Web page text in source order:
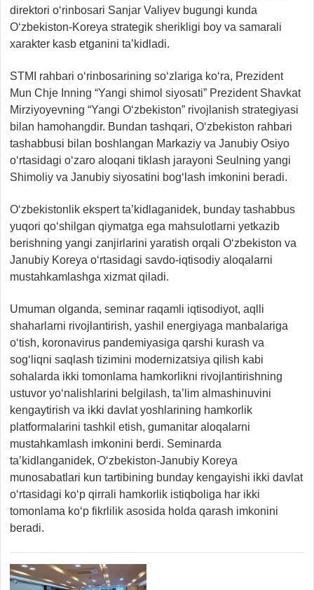
direktori o‘rinbosari Sanjar Valiyev bugungi kunda
O‘zbekiston-Koreya strategik sherikligi boy va samarali
xarakter kasb etganini ta’kidladi.
STMI rahbari o‘rinbosarining so‘zlariga ko‘ra, Prezident
Mun Chje Inning “Yangi shimol siyosati” Prezident Shavkat
Mirziyoyevning “Yangi O‘zbekiston” rivojlanish strategiyasi
bilan hamohangdir. Bundan tashqari, O‘zbekiston rahbari
tashabbusi bilan boshlangan Markaziy va Janubiy Osiyo
o‘rtasidagi o‘zaro aloqani tiklash jarayoni Seulning yangi
Shimoliy va Janubiy siyosatini bog‘lash imkonini beradi.
O‘zbekistonlik ekspert ta’kidlaganidek, bunday tashabbus
yuqori qo‘shilgan qiymatga ega mahsulotlarni yetkazib
berishning yangi zanjirlarini yaratish orqali O‘zbekiston va
Janubiy Koreya o‘rtasidagi savdo-iqtisodiy aloqalarni
mustahkamlashga xizmat qiladi.
Umuman olganda, seminar raqamli iqtisodiyot, aqlli
shaharlarni rivojlantirish, yashil energiyaga manbalariga
o‘tish, koronavirus pandemiyasiga qarshi kurash va
sog‘liqni saqlash tizimini modernizatsiya qilish kabi
sohalarda ikki tomonlama hamkorlikni rivojlantirishning
ustuvor yo‘nalishlarini belgilash, ta’lim almashinuvini
kengaytirish va ikki davlat yoshlarining hamkorlik
platformalarini tashkil etish, gumanitar aloqalarni
mustahkamlash imkonini berdi. Seminarda
ta’kidlanganidek, O‘zbekiston-Janubiy Koreya
munosabatlari kun tartibining bunday kengayishi ikki davlat
o‘rtasidagi ko‘p qirrali hamkorlik istiqboliga har ikki
tomonlama ko‘p fikrlilik asosida holda qarash imkonini
beradi.